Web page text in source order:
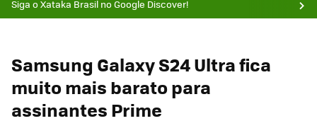
Siga o Xataka Brasil no Google Discover!
Samsung Galaxy S24 Ultra fica
muito mais barato para
assinantes Prime